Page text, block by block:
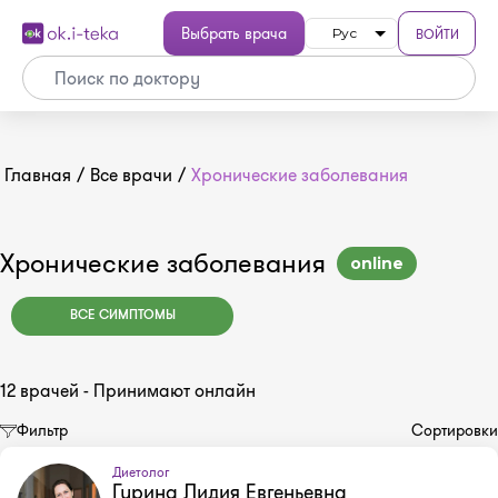
Выбрать врача Рус ВОЙТИ
Главная / Все врачи / Хронические заболевания
Хронические заболевания online
ВСЕ СИМПТОМЫ
12 врачей - Принимают онлайн
Фильтр Сортировки
Диетолог